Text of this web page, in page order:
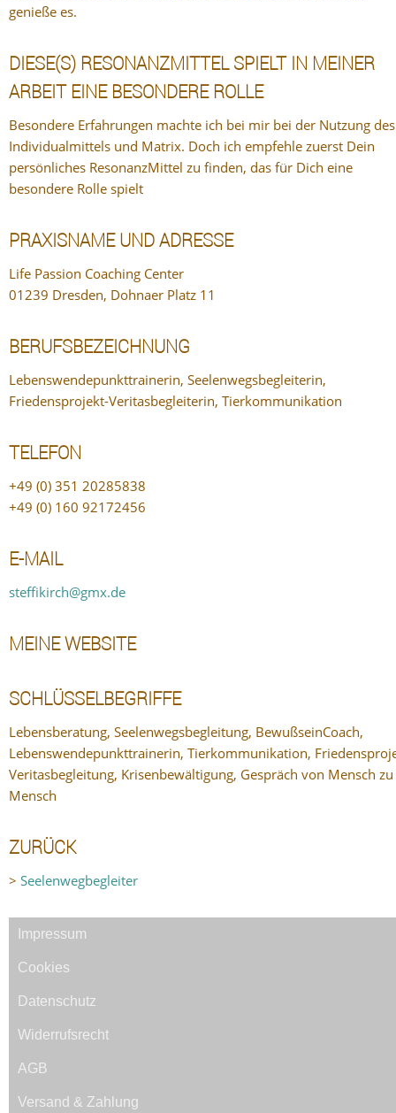
genieße es.
DIESE(S) RESONANZMITTEL SPIELT IN MEINER
ARBEIT EINE BESONDERE ROLLE
Besondere Erfahrungen machte ich bei mir bei der Nutzung des
Individualmittels und Matrix. Doch ich empfehle zuerst Dein
persönliches ResonanzMittel zu finden, das für Dich eine
besondere Rolle spielt
PRAXISNAME UND ADRESSE
Life Passion Coaching Center
01239 Dresden, Dohnaer Platz 11
BERUFSBEZEICHNUNG
Lebenswendepunkttrainerin, Seelenwegsbegleiterin,
Friedensprojekt-Veritasbegleiterin, Tierkommunikation
TELEFON
+49 (0) 351 20285838
+49 (0) 160 92172456
E-MAIL
steffikirch@gmx.de
MEINE WEBSITE
SCHLÜSSELBEGRIFFE
Lebensberatung, Seelenwegsbegleitung, BewußseinCoach,
Lebenswendepunkttrainerin, Tierkommunikation,
Veritasbegleitung, Krisenbewältigung, Gespräch von Mensch zu
Mensch
ZURÜCK
> Seelenwegbegleiter
Impressum
Cookies
Datenschutz
Widerrufsrecht
AGB
Versand & Zahlung